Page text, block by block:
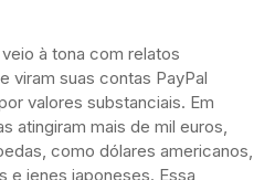
à tona com relatos
viram suas contas PayPal
valores substanciais. Em
atingiram mais de mil euros,
como dólares americanos,
e ienes japoneses. Essa